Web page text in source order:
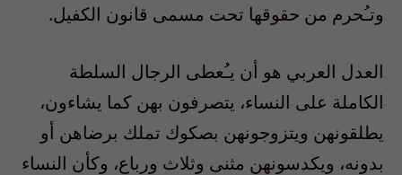
وتـُحرم من حقوقها تحت مسمى قانون الكفيل.
العدل العربي هو أن يـُعطى الرجال السلطة
الكاملة على النساء، يتصرفون بهن كما يشاءون،
يطلقونهن ويتزوجونهن بصكوك تملك برضاهن أو
بدونه، ويكدسونهن مثنى وثلاث ورباع، وكأن النساء